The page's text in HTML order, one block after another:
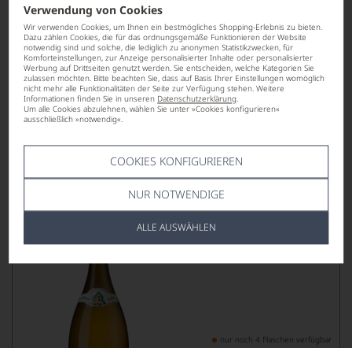
Verwendung von Cookies
Wir verwenden Cookies, um Ihnen ein bestmögliches Shopping-Erlebnis zu bieten.
Dazu zählen Cookies, die für das ordnungsgemäße Funktionieren der Website
notwendig sind und solche, die lediglich zu anonymen Statistikzwecken, für
Komforteinstellungen, zur Anzeige personalisierter Inhalte oder personalisierter
Werbung auf Drittseiten genutzt werden. Sie entscheiden, welche Kategorien Sie
zulassen möchten. Bitte beachten Sie, dass auf Basis Ihrer Einstellungen womöglich
nicht mehr alle Funktionalitäten der Seite zur Verfügung stehen. Weitere
Informationen finden Sie in unseren Datenschutzerklärung.
Um alle Cookies abzulehnen, wählen Sie unter »Cookies konfigurieren«
ausschließlich »notwendig«.
COOKIES KONFIGURIEREN
NUR NOTWENDIGE
ALLE AUSWÄHLEN
€239,00
pro Flasche (0.75l), € 318,67
Jaboulet La Chapelle blanc
HERMITAGE AOP, MAGNUM
nur noch 4 Flaschen verfügbar